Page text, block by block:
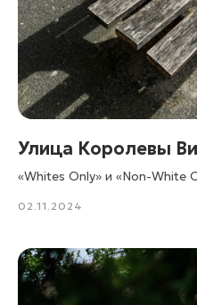
Улица Королевы
«Whites Only» и «Non-White
02.11.2024
путешествий
в числе первых
Даюсогласие на
соответствии сполитикой
Подписаться
Реквизиты: